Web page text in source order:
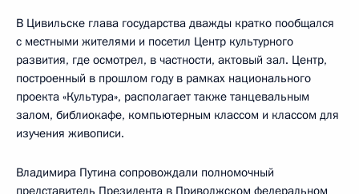
В Цивильске глава государства дважды кратко пообщался
с местными жителями и посетил Центр культурного
развития, где осмотрел, в частности, актовый зал. Центр,
построенный в прошлом году в рамках национального
проекта «Культура», располагает также танцевальным
залом, библиокафе, компьютерным классом и классом для
изучения живописи.
Владимира Путина сопровождали полномочный
представитель Президента в Приволжском федеральном